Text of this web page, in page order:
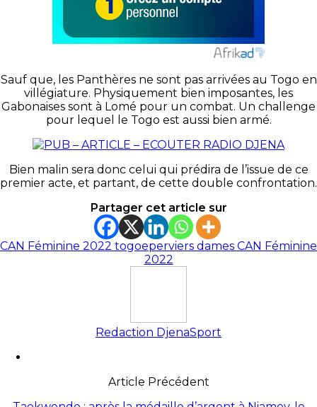
Sauf que, les Panthères ne sont pas arrivées au Togo en
villégiature. Physiquement bien imposantes, les
Gabonaises sont à Lomé pour un combat. Un challenge
pour lequel le Togo est aussi bien armé.
Bien malin sera donc celui qui prédira de l’issue de ce
premier acte, et partant, de cette double confrontation.
Partager cet article sur
CAN Féminine 2022 togoeperviers dames CAN Féminine
2022
Redaction DjenaSport
Article Précédent